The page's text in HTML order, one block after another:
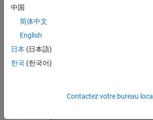
opportunités
votre
région.
Senior Software Quality Engineer
Senior
Engineer
中国
简体中文
English
日本 (日本語)
한국 (한국어)
Contactez votre bureau local